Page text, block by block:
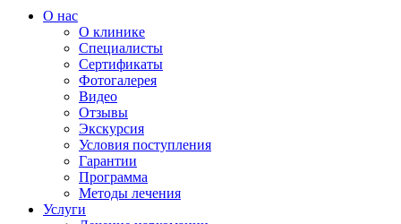
О нас
О клинике
Специалисты
Сертификаты
Фотогалерея
Видео
Отзывы
Экскурсия
Условия поступления
Гарантии
Программа
Методы лечения
Услуги